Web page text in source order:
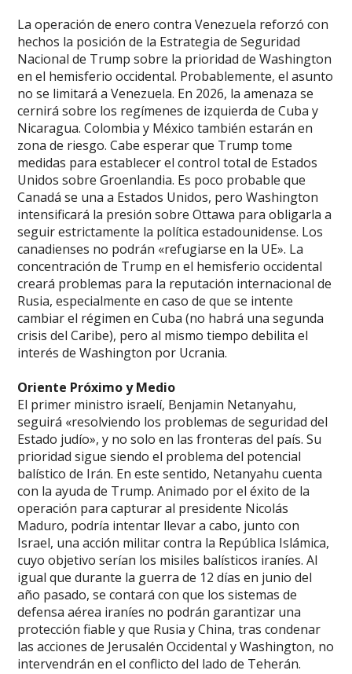
La operación de enero contra Venezuela reforzó con
hechos la posición de la Estrategia de Seguridad
Nacional de Trump sobre la prioridad de Washington
en el hemisferio occidental. Probablemente, el asunto
no se limitará a Venezuela. En 2026, la amenaza se
cernirá sobre los regímenes de izquierda de Cuba y
Nicaragua. Colombia y México también estarán en
zona de riesgo. Cabe esperar que Trump tome
medidas para establecer el control total de Estados
Unidos sobre Groenlandia. Es poco probable que
Canadá se una a Estados Unidos, pero Washington
intensificará la presión sobre Ottawa para obligarla a
seguir estrictamente la política estadounidense. Los
canadienses no podrán «refugiarse en la UE». La
concentración de Trump en el hemisferio occidental
creará problemas para la reputación internacional de
Rusia, especialmente en caso de que se intente
cambiar el régimen en Cuba (no habrá una segunda
crisis del Caribe), pero al mismo tiempo debilita el
interés de Washington por Ucrania.
Oriente Próximo y Medio
El primer ministro israelí, Benjamin Netanyahu,
seguirá «resolviendo los problemas de seguridad del
Estado judío», y no solo en las fronteras del país. Su
prioridad sigue siendo el problema del potencial
balístico de Irán. En este sentido, Netanyahu cuenta
con la ayuda de Trump. Animado por el éxito de la
operación para capturar al presidente Nicolás
Maduro, podría intentar llevar a cabo, junto con
Israel, una acción militar contra la República Islámica,
cuyo objetivo serían los misiles balísticos iraníes. Al
igual que durante la guerra de 12 días en junio del
año pasado, se contará con que los sistemas de
defensa aérea iraníes no podrán garantizar una
protección fiable y que Rusia y China, tras condenar
las acciones de Jerusalén Occidental y Washington, no
intervendrán en el conflicto del lado de Teherán.